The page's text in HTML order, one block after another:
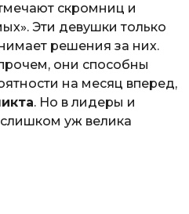
скромниц и
Эти девушки только
решения за них.
они способны
на месяц вперед,
. Но в лидеры и
уж велика